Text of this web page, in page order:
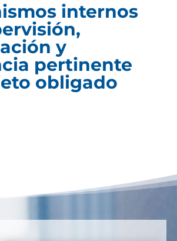
internos
y
pertinente
obligado